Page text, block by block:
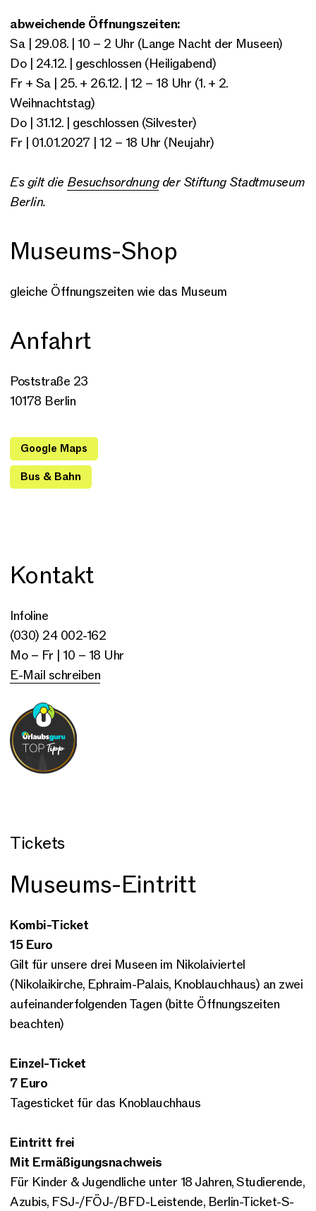
abweichende Öffnungszeiten:
Sa | 29.08. | 10 – 2 Uhr (Lange Nacht der Museen)
Do | 24.12. | geschlossen (Heiligabend)
Fr + Sa | 25. + 26.12. | 12 – 18 Uhr (1. + 2.
Weihnachtstag)
Do | 31.12. | geschlossen (Silvester)
Fr | 01.01.2027 | 12 – 18 Uhr (Neujahr)
Es gilt die Besuchsordnungder Stiftung Stadtmuseum
Berlin.
Museums-Shop
gleiche Öffnungszeiten wie das Museum
Anfahrt
Poststraße 23
10178 Berlin
Google Maps
Bus & Bahn
Kontakt
Infoline
(030) 24 002-162
Mo – Fr | 10 – 18 Uhr
E-Mail schreiben
Tickets
Museums-Eintritt
Kombi-Ticket
15 Euro
Gilt für unsere drei Museen im Nikolaiviertel
(Nikolaikirche, Ephraim-Palais, Knoblauchhaus) an zwei
aufeinanderfolgenden Tagen (bitte Öffnungszeiten
beachten)
Einzel-Ticket
7 Euro
Tagesticket für das Knoblauchhaus
Eintritt frei
Mit Ermäßigungsnachweis
Für Kinder & Jugendliche unter 18 Jahren, Studierende,
Azubis, FSJ-/FÖJ-/BFD-Leistende, Berlin-Ticket-S-